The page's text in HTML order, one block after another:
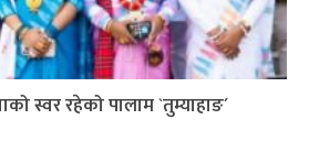
स्वर रहेको पालाम `तुम्याहाङ´